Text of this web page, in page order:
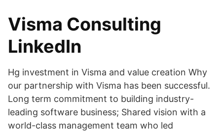
Visma Consulting
LinkedIn
Hg investment in Visma and value creation Why
our partnership with Visma has been successful.
Long term commitment to building industry-
leading software business; Shared vision with a
world-class management team who led